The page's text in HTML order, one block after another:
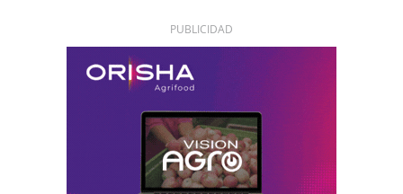
PUBLICIDAD